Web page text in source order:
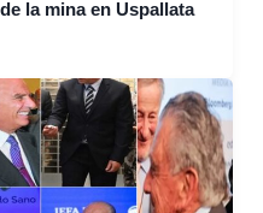
la mina en Uspallata